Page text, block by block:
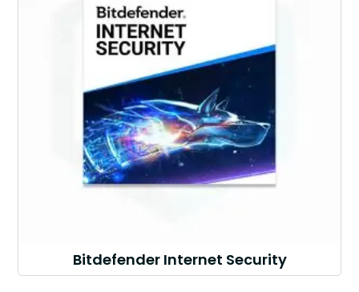
Bitdefender Internet Security